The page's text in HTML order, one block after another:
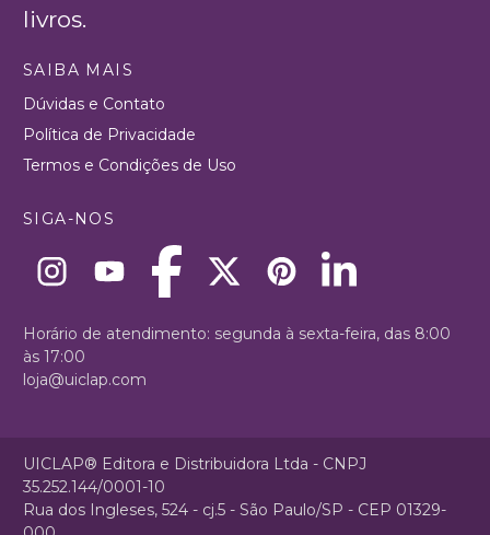
livros.
SAIBA MAIS
Dúvidas e Contato
Política de Privacidade
Termos e Condições de Uso
SIGA-NOS
Horário de atendimento: segunda à sexta-feira, das 8:00
às 17:00
loja@uiclap.com
UICLAP® Editora e Distribuidora Ltda - CNPJ
35.252.144/0001-10
Rua dos Ingleses, 524 - cj.5 - São Paulo/SP - CEP 01329-